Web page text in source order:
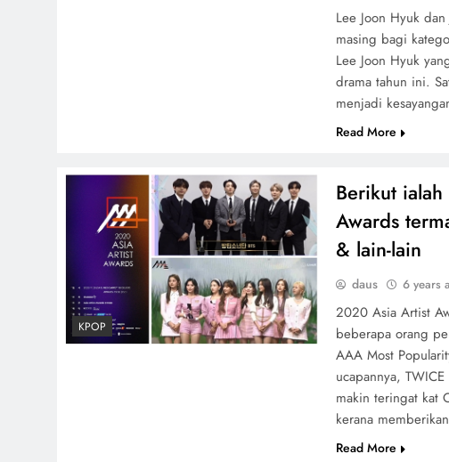
Lee Joon Hyuk
masing bagi
Lee Joon Hyuk
drama tahun ini.
menjadi
Read More
KPOP
Berikut
Awards
& lain-lain
daus 6 years
2020 Asia Artist
beberapa orang
AAA Most
ucapannya,
makin teringat kat
kerana
Read More